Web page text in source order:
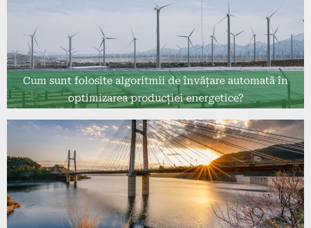
Cum sunt folosite algoritmii de învățare automată în
optimizarea producției energetice?